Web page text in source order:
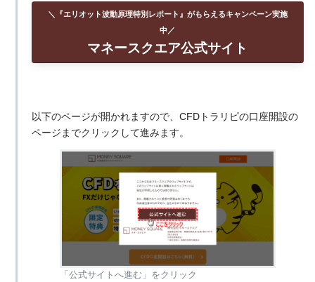
＼『エリオット波動原理特別レポート』がもらえるキャンペーン実施
中／
マネースクエア公式サイト
以下のページが開かれますので、CFDトラリピの口座開設の
ページまでクリックして進みます。
「公式サイトへ進む」をクリック